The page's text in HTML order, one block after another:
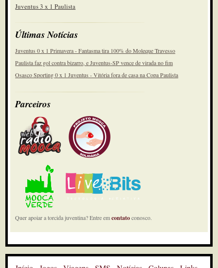
Juventus 3 x 1 Paulista
Últimas Notícias
Juventus 0 x 1 Primavera - Fantasma tira 100% do Moleque Travesso
Paulista faz gol contra bizarro, e Juventus-SP vence de virada no fim
Osasco Sporting 0 x 1 Juventus - Vitória fora de casa na Copa Paulista
Parceiros
Quer apoiar a torcida juventina? Entre emcontatoconosco.